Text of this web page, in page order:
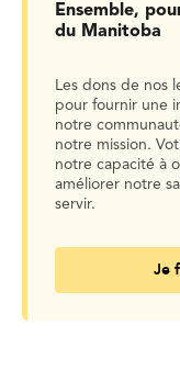
Ensemble,
du Manitoba
Les dons de nos
pour fournir une
notre
notre mission.
notre capacité à
améliorer notre
servir.
Je